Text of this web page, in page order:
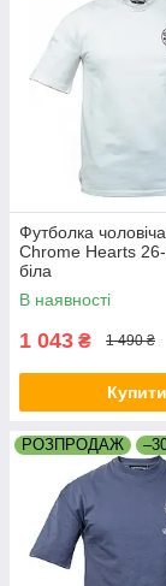
Футболка
Chrome Hearts
біла
В наявності
1 043 ₴ 1 490 ₴
Купити
РОЗПРОДАЖ